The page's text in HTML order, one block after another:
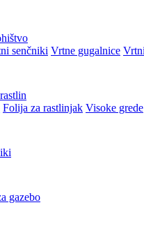
senčniki Vrtne gugalnice
Folija za rastlinjak Visoke grede
gazebo